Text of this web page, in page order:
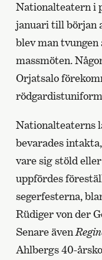
Nationalteatern i
januari till början
blev man
massmöten.
Orjatsalo
Nationalteaterns
bevarades
vare sig stöld
uppfördes
segerfesterna,
Rüdiger von der
Senare även
Ahlbergs 40-